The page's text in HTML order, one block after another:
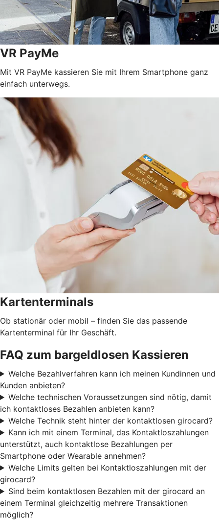
VR PayMe
Mit VR PayMe kassieren Sie mit Ihrem Smartphone ganz
einfach unterwegs.
Kartenterminals
Ob stationär oder mobil – finden Sie das passende
Kartenterminal für Ihr Geschäft.
FAQ zum bargeldlosen Kassieren
Welche Bezahlverfahren kann ich meinen Kundinnen und
Kunden anbieten?
Welche technischen Voraussetzungen sind nötig, damit
ich kontaktloses Bezahlen anbieten kann?
Welche Technik steht hinter der kontaktlosen girocard?
Kann ich mit einem Terminal, das Kontaktloszahlungen
unterstützt, auch kontaktlose Bezahlungen per
Smartphone oder Wearable annehmen?
Welche Limits gelten bei Kontaktloszahlungen mit der
girocard?
Sind beim kontaktlosen Bezahlen mit der girocard an
einem Terminal gleichzeitig mehrere Transaktionen
möglich?